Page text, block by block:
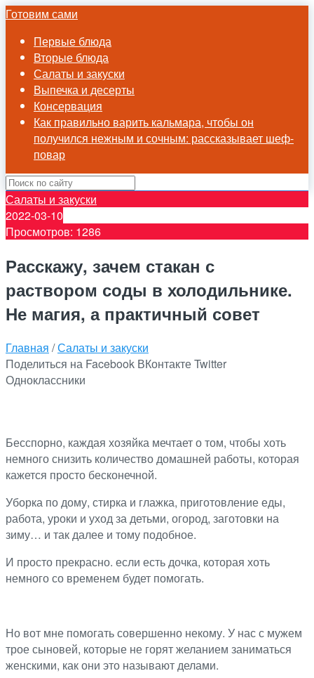
Готовим сами
Первые блюда
Вторые блюда
Салаты и закуски
Выпечка и десерты
Консервация
Как правильно варить кальмара, чтобы он
получился нежным и сочным: рассказывает шеф-
повар
Салаты и закуски
2022-03-10
Просмотров: 1286
Расскажу, зачем стакан с
раствором соды в холодильнике.
Не магия, а практичный совет
Главная /Салаты и закуски
Поделиться на Facebook ВКонтактеTwitter
Одноклассники
Бесспорно, каждая хозяйка мечтает о том, чтобы хоть
немного снизить количество домашней работы, которая
кажется просто бесконечной.
Уборка по дому, стирка и глажка, приготовление еды,
работа, уроки и уход за детьми, огород, заготовки на
зиму… и так далее и тому подобное.
И просто прекрасно. если есть дочка, которая хоть
немного со временем будет помогать.
Но вот мне помогать совершенно некому. У нас с мужем
трое сыновей, которые не горят желанием заниматься
женскими, как они это называют делами.